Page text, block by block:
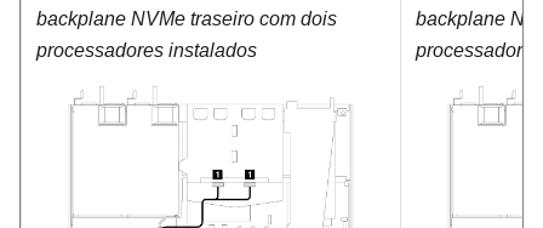
backplane NVMe traseiro com dois
processadores instalados
backplane
processador